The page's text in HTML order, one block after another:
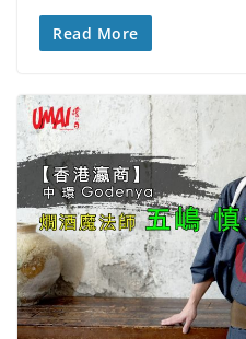
Read More